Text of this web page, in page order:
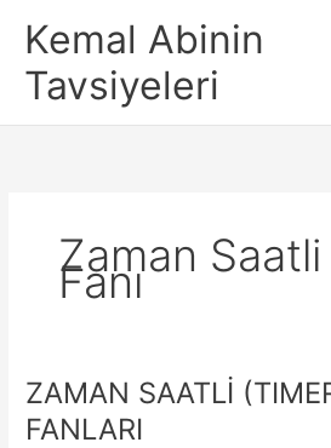
Kemal Abinin
Tavsiyeleri
Zaman
Fanı
ZAMAN SAATLİ
FANLARI